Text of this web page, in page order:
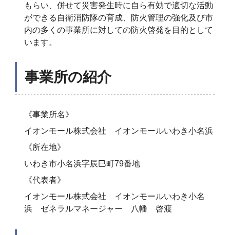
もらい、併せて災害発生時に自ら有効で適切な活動
ができる自衛消防隊の育成、防火管理の強化及び市
内の多くの事業所に対しての防火啓発を目的として
います。
事業所の紹介
《事業所名》
イオンモール株式会社 イオンモールいわき小名浜
《所在地》
いわき市小名浜字辰巳町79番地
《代表者》
イオンモール株式会社 イオンモールいわき小名
浜 ゼネラルマネージャー 八幡 啓渡